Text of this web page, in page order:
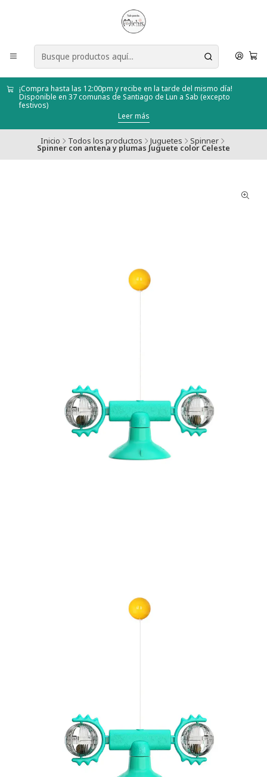
¡Compra hasta las 12:00pm y recibe en la tarde del mismo día!
Disponible en 37 comunas de Santiago de Lun a Sab (excepto
festivos)
Leer más
Inicio Todos los productos Juguetes Spinner
Spinner con antena y plumas Juguete color Celeste